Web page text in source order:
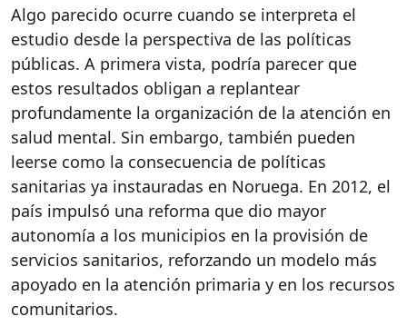
Algo parecido ocurre cuando se interpreta el
estudio desde la perspectiva de las políticas
públicas. A primera vista, podría parecer que
estos resultados obligan a replantear
profundamente la organización de la atención en
salud mental. Sin embargo, también pueden
leerse como la consecuencia de políticas
sanitarias ya instauradas en Noruega. En 2012, el
país impulsó una reforma que dio mayor
autonomía a los municipios en la provisión de
servicios sanitarios, reforzando un modelo más
apoyado en la atención primaria y en los recursos
comunitarios.